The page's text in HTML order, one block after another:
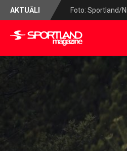
AKTUĀLI Foto: Sportland/